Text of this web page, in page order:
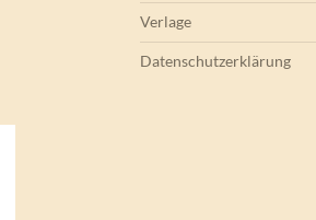
Verlage
Datenschutzerklärung